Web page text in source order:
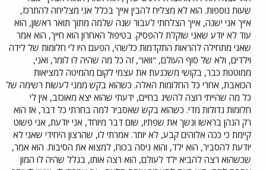
שעות נוספות. הוא לא מצליח להבין אייך בכלל אני מצליחה להתרכז,
אייך אני ישנה, אייך הצלחתי לעבור שנה שלמה מתוך תואר ראשון, הוא
עוד לא יודע שאני שוקלת להפסיק. בטיפול האחרון הוא חייך, הוא אמר
שאני מתחילה להראות התקדמות כלשהי, הפעם היו לי חלומות של לידה
וילדים, ולא של סוף העולם, "וואו", זה כל מה שהיה לו לומר, ואני,
ממוטטת כבר, בקושי משכנעת את עצמי לקום מהמיטה למציאות
הכואבת, אחרי כל החלומות האלה. כשהוא בקש ממני לעשות רשימה של
כל מה שהייתי רוצה להשיג בחיים, ידעתי שהוא יצא מאוכזב, אין לי
חלומות גדולות מדי. כשהוא בקש שאסביר למה בחרתי כל דבר, אז הוא
רק הנהן בראשו ונשך את שפתיו, שום דבר מיוחד, אני יודעת, אני פשוט
קיימת כי ככה אלוהים קבע, לא יותר. אמרתי לו, שהרצון היחידי שאני לא
יודעת להסביר, הוא ילד, והוא ניסה בכוח, למצוא את הסיבות. הוא אמר,
שכשהוא רצה להביא ילד לעולם, הוא רצה אותו, בגלל שהיה לו המון